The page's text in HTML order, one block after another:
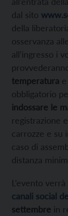
dal sito
della
osservanza
all’ingresso i
temperatura
obbligatorio
indossare le
registrazione
carrozze e su
caso di
distanza
L’evento verrà
canali social
settembre in